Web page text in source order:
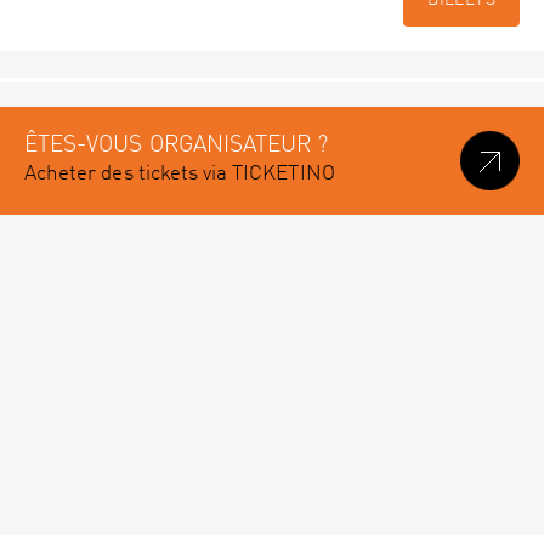
ÊTES-VOUS ORGANISATEUR ?
Acheter des tickets via TICKETINO